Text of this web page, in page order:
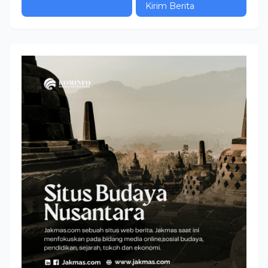
Kirim Berita